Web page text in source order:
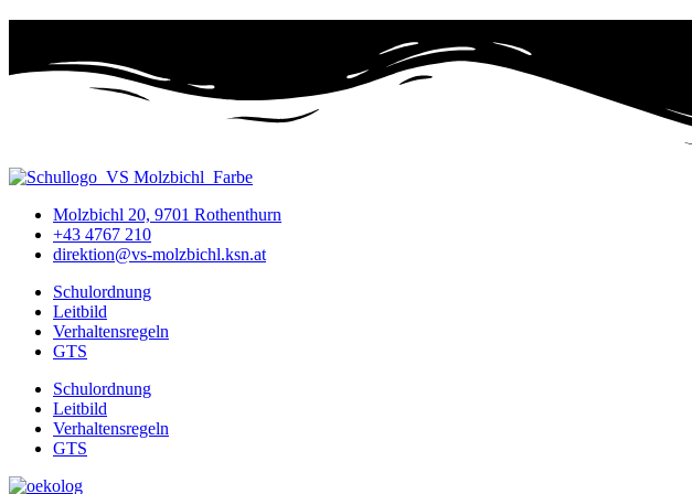
Molzbichl 20, 9701 Rothenthurn
+43 4767 210
direktion@vs-molzbichl.ksn.at
Schulordnung
Leitbild
Verhaltensregeln
GTS
Schulordnung
Leitbild
Verhaltensregeln
GTS